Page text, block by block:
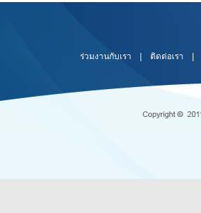
ร่วมงานกับเรา ติดต่อเรา